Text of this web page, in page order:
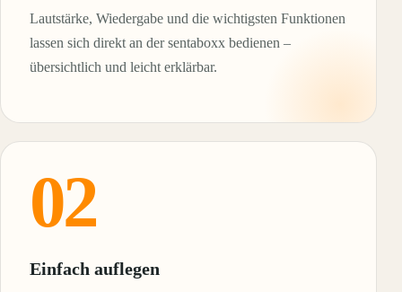
Lautstärke, Wiedergabe und die wichtigsten Funktionen
lassen sich direkt an der sentaboxx bedienen –
übersichtlich und leicht erklärbar.
02
Einfach auflegen